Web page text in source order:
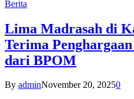
Berita
Lima Madrasah di
Terima
dari BPOM
By adminNovember 20, 20250